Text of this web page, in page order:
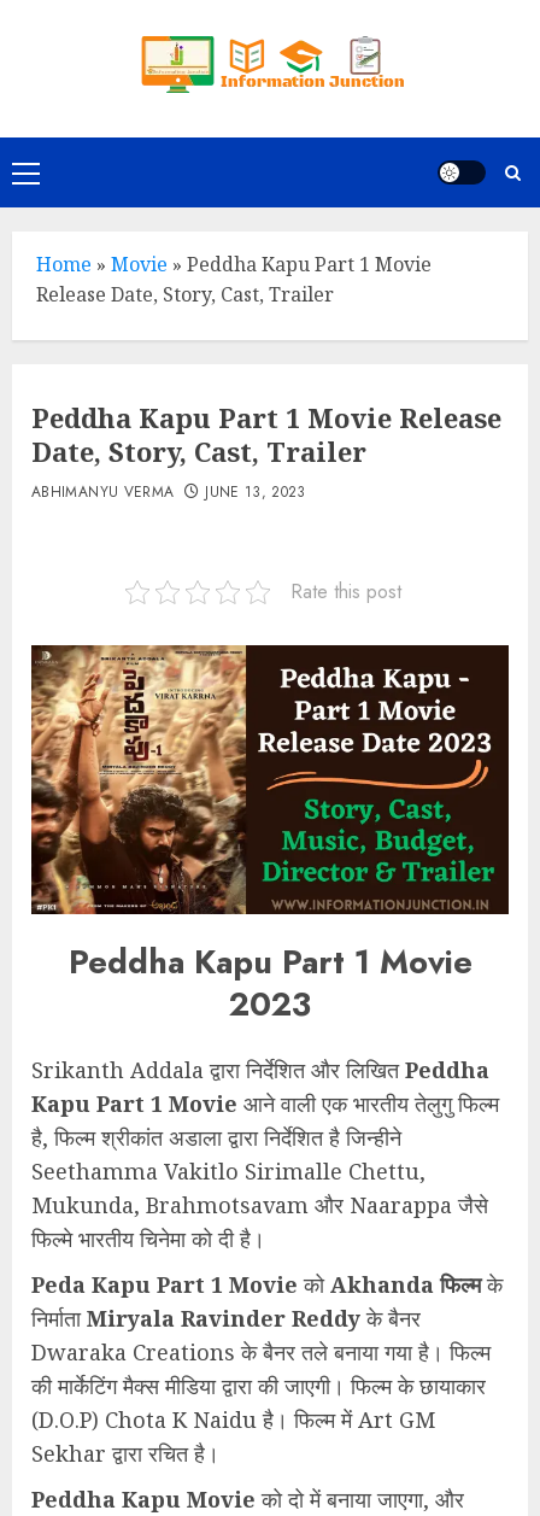
Primary
Menu
Home » Movie » Peddha Kapu Part 1 Movie
Release Date, Story, Cast, Trailer
Peddha Kapu Part 1 Movie Release
Date, Story, Cast, Trailer
ABHIMANYU VERMA JUNE 13, 2023
Rate this post
Peddha Kapu Part 1 Movie
2023
Srikanth Addala द्वारा निर्देशित और लिखितPeddha
Kapu Part 1 Movie आने वाली एक भारतीय तेलुगु फिल्म
है, फिल्म श्रीकांत अडाला द्वारा निर्देशित है जिन्हीने
Seethamma Vakitlo Sirimalle Chettu,
Mukunda, Brahmotsavam और Naarappa जैसे
फिल्मे भारतीय चिनेमा को दी है।
Peda Kapu Part 1 MovieकोAkhanda फिल्मके
निर्माताMiryala Ravinder Reddyके बैनर
Dwaraka Creations के बैनर तले बनाया गया है। फिल्म
की मार्केटिंग मैक्स मीडिया द्वारा की जाएगी। फिल्म के छायाकार
(D.O.P) Chota K Naidu है। फिल्म में Art GM
Sekhar द्वारा रचित है।
Peddha Kapu Movie को दो में बनाया जाएगा, और